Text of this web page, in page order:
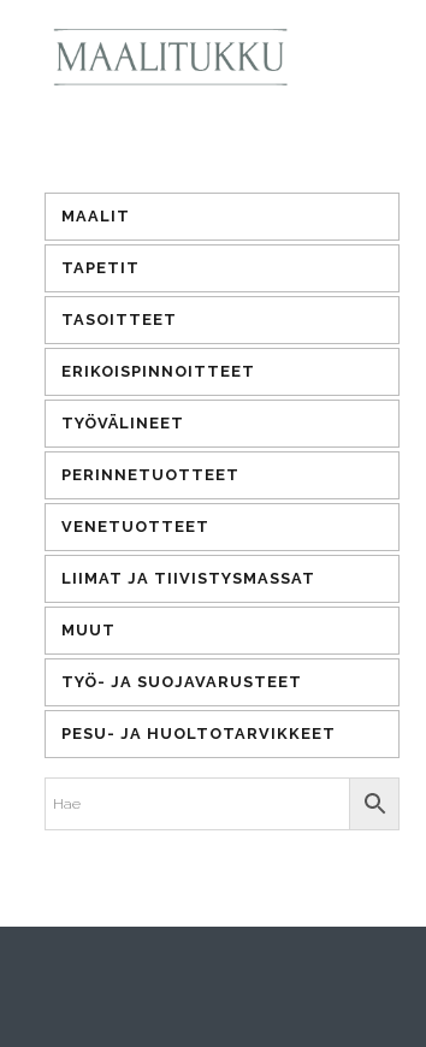
MAALIT
TAPETIT
TASOITTEET
ERIKOISPINNOITTEET
TYÖVÄLINEET
PERINNETUOTTEET
VENETUOTTEET
LIIMAT JA TIIVISTYSMASSAT
MUUT
TYÖ- JA SUOJAVARUSTEET
PESU- JA HUOLTOTARVIKKEET